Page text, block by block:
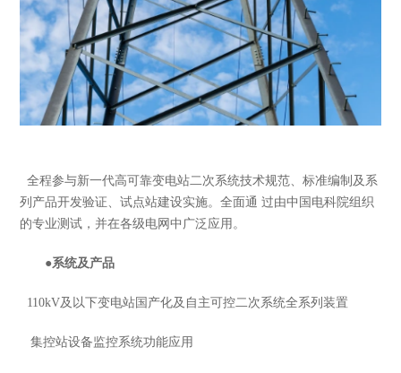
全程参与新一代高可靠变电站二次系统技术规范、标准编制及系
列产品开发验证、试点站建设实施。全面通 过由中国电科院组织
的专业测试，并在各级电网中广泛应用。
●系统及产品
110kV及以下变电站国产化及自主可控二次系统全系列装置
集控站设备监控系统功能应用